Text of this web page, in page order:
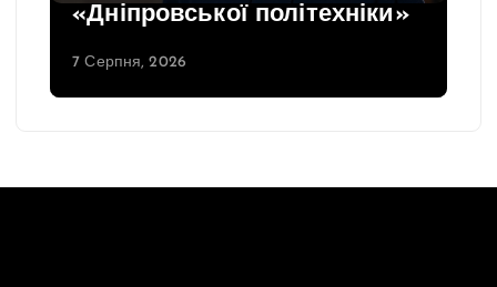
«Дніпровської політехніки»
7 Серпня, 2026